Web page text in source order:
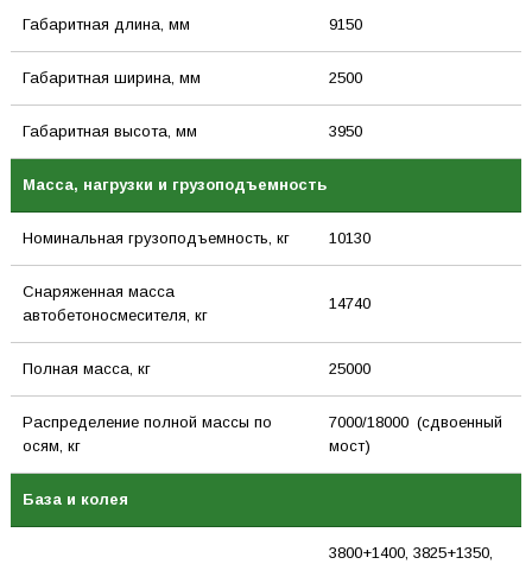
Габаритная длина, мм 9150
Габаритная ширина, мм 2500
Габаритная высота, мм 3950
Масса, нагрузки и грузоподъемность
Номинальная грузоподъемность, кг 10130
Снаряженная масса
автобетоносмесителя, кг
14740
Полная масса, кг 25000
Распределение полной массы по
осям, кг
7000/18000 (сдвоенный
мост)
База и колея
3800+1400, 3825+1350,